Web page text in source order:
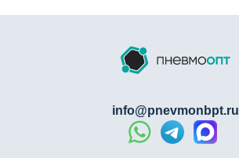
info@pnevmonbpt.ru